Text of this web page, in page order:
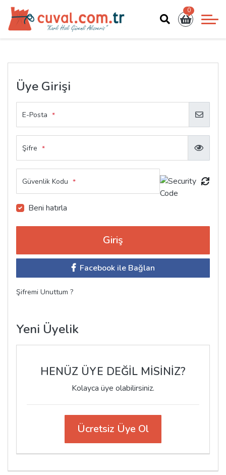
0
Üye Girişi
E-Posta *
Şifre *
Güvenlik Kodu *
Beni hatırla
Facebook ile Bağlan
Şifremi Unuttum ?
Yeni Üyelik
HENÜZ ÜYE DEĞİL MİSİNİZ?
Kolayca üye olabilirsiniz.
Ücretsiz Üye Ol